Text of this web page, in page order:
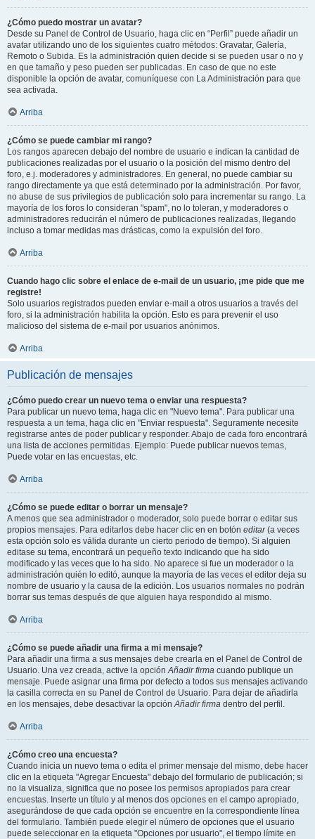
¿Cómo puedo mostrar un avatar?
Desde su Panel de Control de Usuario, haga clic en “Perfil” puede añadir un
avatar utilizando uno de los siguientes cuatro métodos: Gravatar, Galería,
Remoto o Subida. Es la administración quien decide si se pueden usar o no y
en que tamaño y peso pueden ser publicadas. En caso de que no este
disponible la opción de avatar, comuníquese con La Administración para que
sea activada.
Arriba
¿Cómo se puede cambiar mi rango?
Los rangos aparecen debajo del nombre de usuario e indican la cantidad de
publicaciones realizadas por el usuario o la posición del mismo dentro del
foro, e.j. moderadores y administradores. En general, no puede cambiar su
rango directamente ya que está determinado por la administración. Por favor,
no abuse de sus privilegios de publicación solo para incrementar su rango. La
mayoría de los foros lo consideran "spam", no lo toleran, y moderadores o
administradores reducirán el número de publicaciones realizadas, llegando
incluso a tomar medidas mas drásticas, como la expulsión del foro.
Arriba
Cuando hago clic sobre el enlace de e-mail de un usuario, ¡me pide que me
registre!
Solo usuarios registrados pueden enviar e-mail a otros usuarios a través del
foro, si la administración habilita la opción. Esto es para prevenir el uso
malicioso del sistema de e-mail por usuarios anónimos.
Arriba
Publicación de mensajes
¿Cómo puedo crear un nuevo tema o enviar una respuesta?
Para publicar un nuevo tema, haga clic en "Nuevo tema". Para publicar una
respuesta a un tema, haga clic en "Enviar respuesta". Seguramente necesite
registrarse antes de poder publicar y responder. Abajo de cada foro encontrará
una lista de acciones permitidas. Ejemplo: Puede publicar nuevos temas,
Puede votar en las encuestas, etc.
Arriba
¿Cómo se puede editar o borrar un mensaje?
A menos que sea administrador o moderador, solo puede borrar o editar sus
propios mensajes. Para editarlos debe hacer clic en en botón editar(a veces
esta opción solo es válida durante un cierto periodo de tiempo). Si alguien
editase su tema, encontrará un pequeño texto indicando que ha sido
modificado y las veces que lo ha sido. No aparece si fue un moderador o la
administración quién lo editó, aunque la mayoría de las veces el editor deja su
nombre de usuario y la causa de la edición. Los usuarios normales no podrán
borrar sus temas después de que alguien haya respondido al mismo.
Arriba
¿Cómo se puede añadir una firma a mi mensaje?
Para añadir una firma a sus mensajes debe crearla en el Panel de Control de
Usuario. Una vez creada, active la opciónAñadir firma cuando publique un
mensaje. Puede asignar una firma por defecto a todos sus mensajes activando
la casilla correcta en su Panel de Control de Usuario. Para dejar de añadirla
en los mensajes, debe desactivar la opciónAñadir firma dentro del perfil.
Arriba
¿Cómo creo una encuesta?
Cuando inicia un nuevo tema o edita el primer mensaje del mismo, debe hacer
clic en la etiqueta "Agregar Encuesta" debajo del formulario de publicación; si
no la visualiza, significa que no posee los permisos apropiados para crear
encuestas. Inserte un título y al menos dos opciones en el campo apropiado,
asegurándose de que cada opción se encuentre en la correspondiente línea
del formulario. También puede elegir el número de opciones que el usuario
puede seleccionar en la etiqueta "Opciones por usuario", el tiempo límite en